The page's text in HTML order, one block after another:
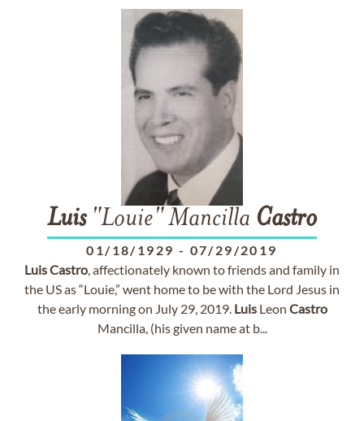
Luis"Louie" Mancilla Castro
01/18/1929 - 07/29/2019
LuisCastro, affectionately known to friends and family in
the US as “Louie,” went home to be with the Lord Jesus in
the early morning on July 29, 2019. LuisLeon Castro
Mancilla, (his given name at b...